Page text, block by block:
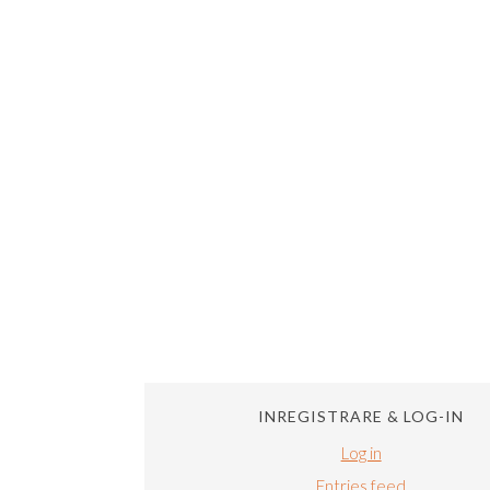
INREGISTRARE & LOG-IN
Log in
Entries feed